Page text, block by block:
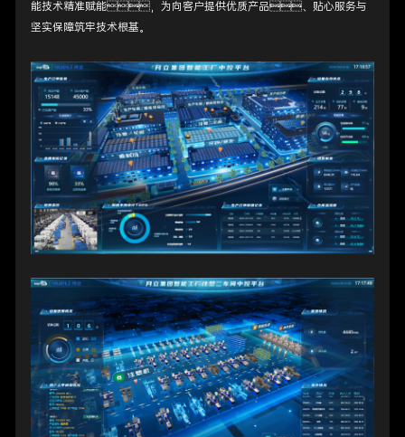
能技术精准赋能，为向客户提供优质产品、贴心服务与
坚实保障筑牢技术根基。